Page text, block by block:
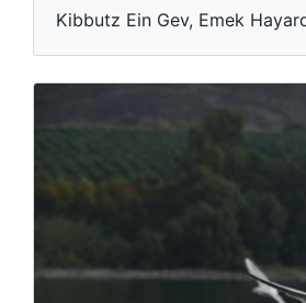
Kibbutz Ein Gev, Emek